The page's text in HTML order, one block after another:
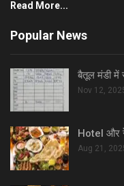
Read More...
Popular News
बैतूल मंडी में
Nov 12,
Hotel और
Aug 21,